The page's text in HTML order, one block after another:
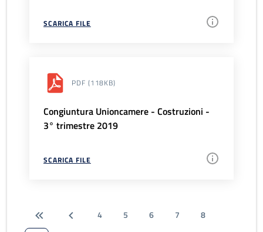
SCARICA FILE
PDF (118KB)
Congiuntura Unioncamere - Costruzioni -
3° trimestre 2019
SCARICA FILE
4 5 6 7
8